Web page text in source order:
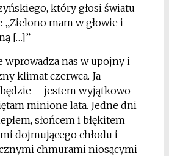
który głosi światu
„Zielono mam w głowie i
[…]”
wprowadza nas w upojny i
klimat czerwca. Ja –
– jestem wyjątkowo
minione lata. Jedne dni
słońcem i błękitem
dojmującego chłodu i
chmurami niosącymi